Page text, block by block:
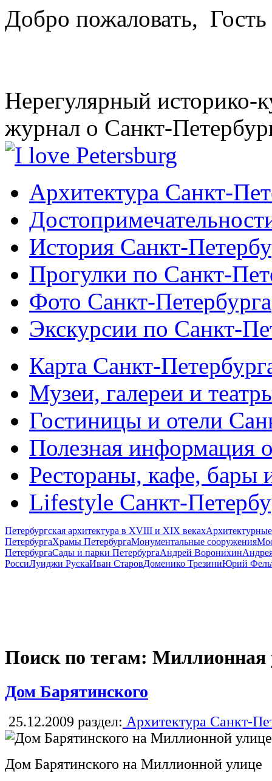
Добро пожаловать, Гость
Нерегулярный историко-
журнал о Санкт-
Архитектура Санкт-
История Санкт-
Прогулки по Санкт-
Фото Санкт-Петербурга
Экскурсии по Санкт-
Карта Санкт-
Музеи, галереи и
Гостиницы и отели
Полезная информация
Рестораны, кафе, бары
Lifestyle Санкт-
Петербургская архитектура в XVIII и XIX веках
ПетербургаХрамы ПетербургаМонументальные сооружения
ПетербургаСады и парки ПетербургаАндрей Воронихин
РоссиЛуиджи РускаИван СтаровДоменико ТрезиниЮрий
Поиск по тегам: Миллионная
Дом Барятинского
25.12.2009 раздел: Архитектура Санкт-
Дом Барятинского на Миллионной улице